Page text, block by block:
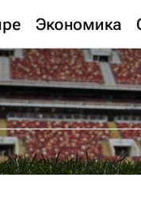
Экономика